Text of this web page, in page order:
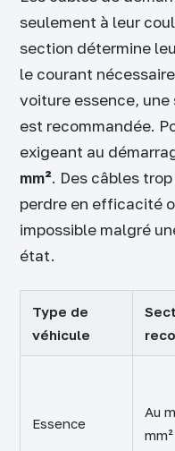
seulement à leur
section détermine
le courant
voiture essence, une
est recommandée.
exigeant au
mm². Des câbles
perdre en efficacité
impossible malgré
état.
Type de
véhicule
Essence
Au
mm²